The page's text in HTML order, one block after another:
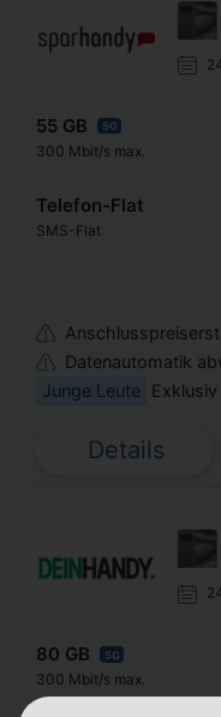
55 GB 5G
300 Mbit/s max.
Telefon-Flat
SMS-Flat
Datenautomatik
Junge Leute
Details
80 GB 5G
300 Mbit/s max.